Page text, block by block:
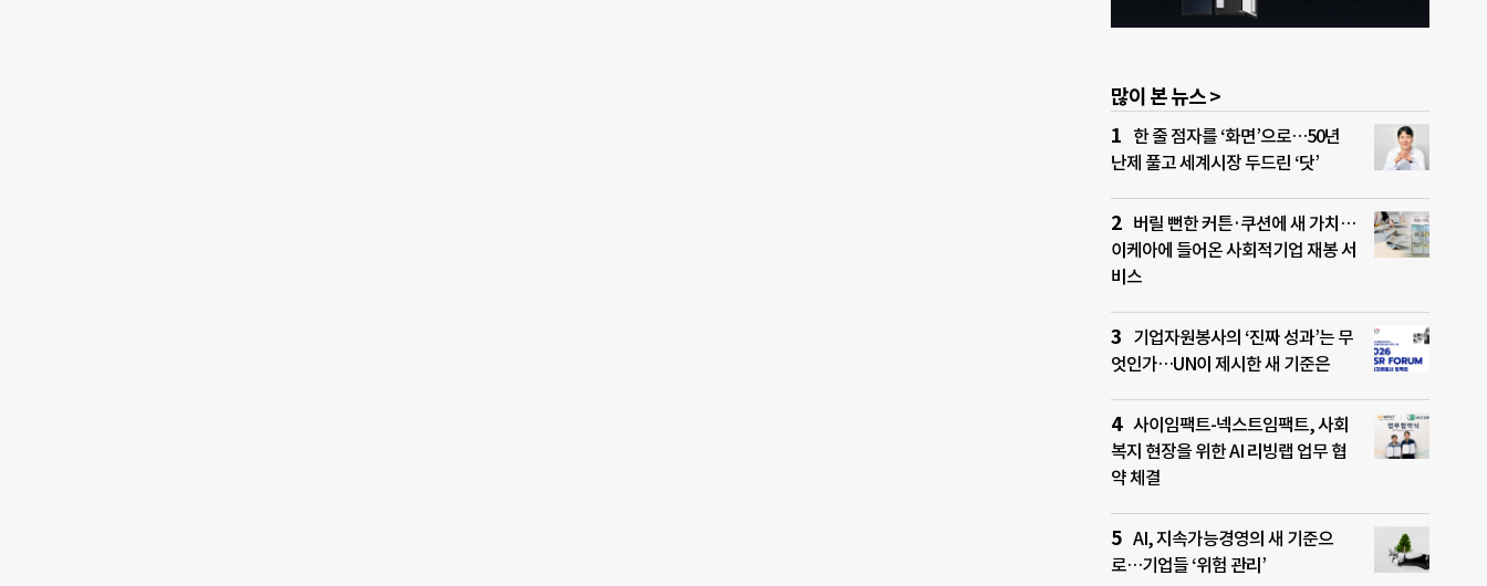
많이 본 뉴스 >
한 줄 점자를 ‘화면’으로…50년
난제 풀고 세계시장 두드린 ‘닷’
버릴 뻔한 커튼·쿠션에 새 가치…
이케아에 들어온 사회적기업 재봉 서
비스
기업자원봉사의 ‘진짜 성과’는 무
엇인가…UN이 제시한 새 기준은
사이임팩트-넥스트임팩트, 사회
복지 현장을 위한 AI 리빙랩 업무 협
약 체결
AI, 지속가능경영의 새 기준으
로…기업들 ‘위험 관리’